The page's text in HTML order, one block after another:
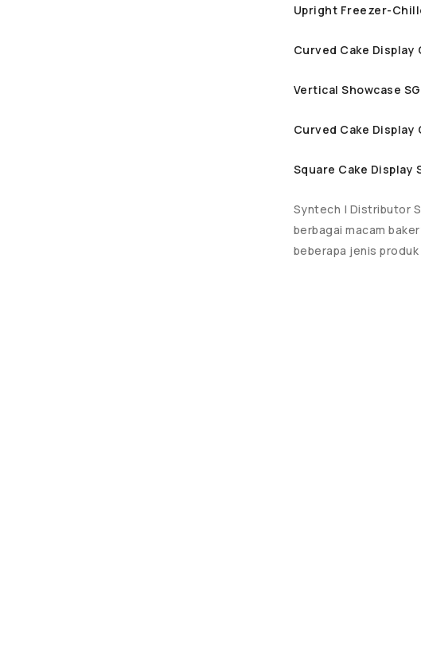
Upright Freezer-
Curved Cake Display
Vertical Showcase
Curved Cake Display
Square Cake Display
Syntech | Distributor
berbagai macam
beberapa jenis produk